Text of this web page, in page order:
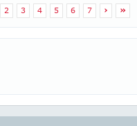
2 3 4 5 6 7 › »